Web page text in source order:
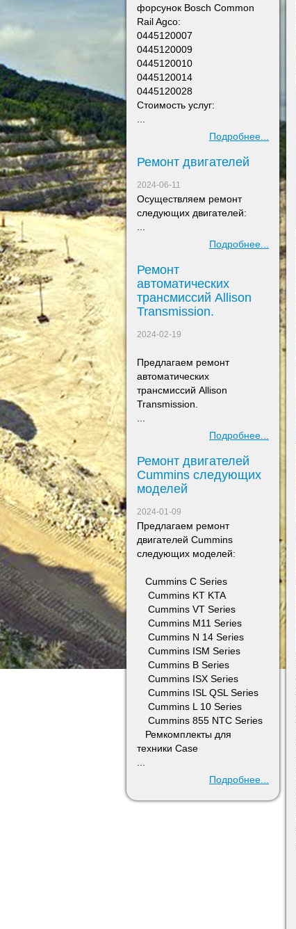
форсунок Bosch Common
Rail Agco:
0445120007
0445120009
0445120010
0445120014
0445120028
Стоимость услуг:
Подробнее...
Ремонт двигателей
2024-06-11
Осуществляем ремонт
следующих двигателей:
Подробнее...
Ремонт
автоматических
трансмиссий Allison
Transmission.
2024-02-19
Предлагаем ремонт
автоматических
трансмиссий Allison
Transmission.
Подробнее...
Ремонт двигателей
Сummins следующих
моделей
2024-01-09
Предлагаем ремонт
двигателей Сummins
следующих моделей:
​ Cummins C Series
Cummins KT KTA
Cummins VT Series
Cummins M11 Series
Cummins N 14 Series
Cummins ISM Series
Cummins B Series
Cummins ISX Series
Cummins ISL QSL Series
Cummins L 10 Series
Cummins 855 NTC Series
Ремкомплекты для
техники Case
Подробнее...